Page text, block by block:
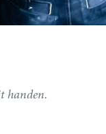
handen.